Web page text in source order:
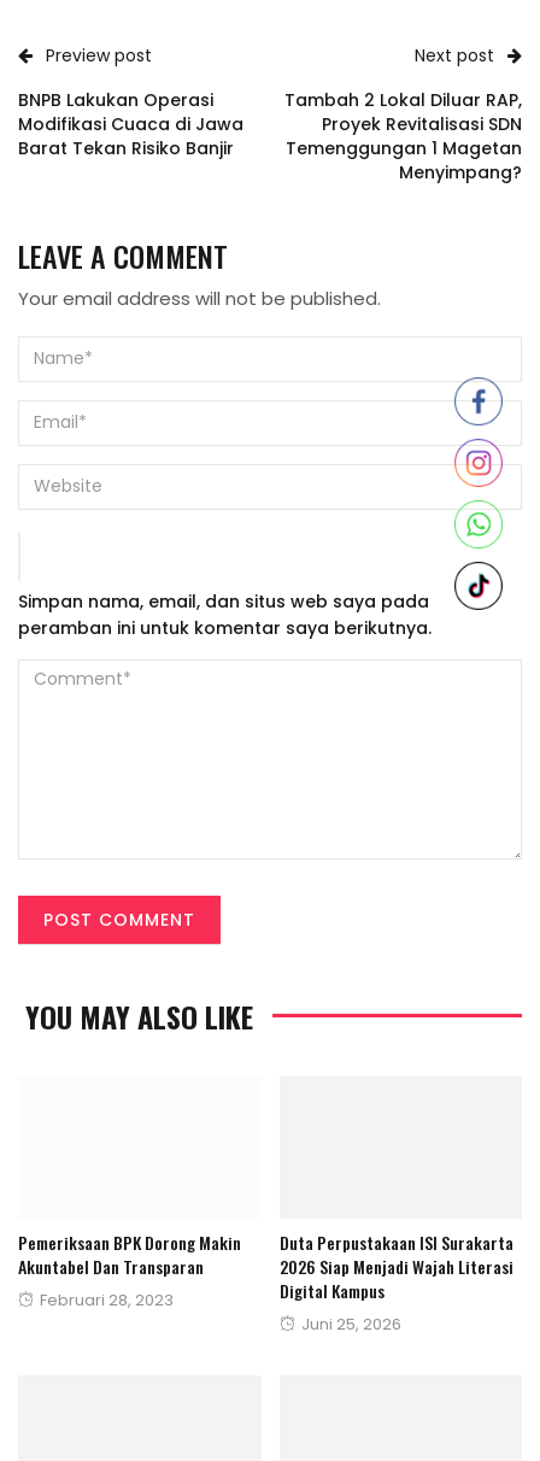
Preview post
BNPB Lakukan Operasi
Modifikasi Cuaca di Jawa
Barat Tekan Risiko Banjir
Next post
Tambah 2 Lokal Diluar RAP,
Proyek Revitalisasi SDN
Temenggungan 1 Magetan
Menyimpang?
LEAVE A COMMENT
Your email address will not be published.
Simpan nama, email, dan situs web saya pada
peramban ini untuk komentar saya berikutnya.
YOU MAY ALSO LIKE
Pemeriksaan BPK Dorong Makin
Akuntabel Dan Transparan
Posted
Februari 28, 2023
Duta Perpustakaan ISI Surakarta
2026 Siap Menjadi Wajah Literasi
Digital Kampus
Posted
Juni 25, 2026